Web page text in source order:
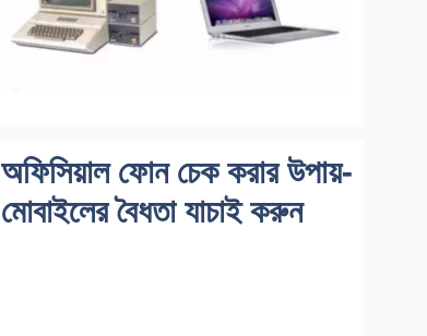
অফিসিয়াল ফোন চেক করার উপায়-
মোবাইলের বৈধতা যাচাই করুন